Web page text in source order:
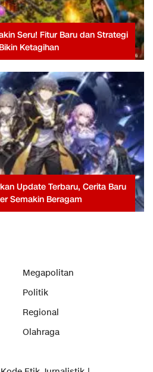
Seru! Fitur Baru dan Strategi
Ketagihan
Update Terbaru, Cerita Baru
Semakin Beragam
Megapolitan
Politik
Regional
Olahraga